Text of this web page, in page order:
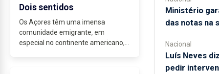
Neste verão atípico...
Dois sentidos
Os Açores têm uma imensa
comunidade emigrante, em
especial no continente americano,
Ministério
das notas na
Nacional
Luís Neves
pedir